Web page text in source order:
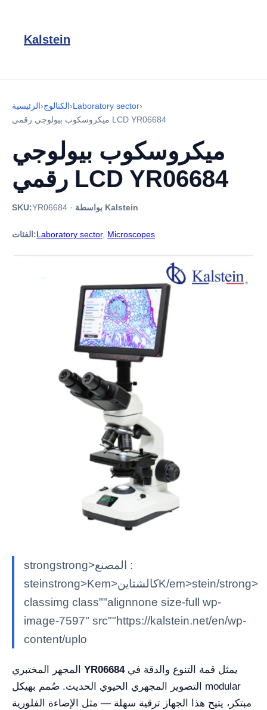
Kalstein
الرئيسية›الكتالوج›Laboratory sector›
ميكروسكوب بيولوجي رقمي LCD YR06684
ميكروسكوب بيولوجي
رقمي LCD YR06684
SKU:YR06684 · بواسطة Kalstein
الفئات:Laboratory sector, Microscopes
strongstrong>المصنع :
steinstrong>Kem>كالشتاينK/em>stein/strong>
classimg class""alignnone size-full wp-
image-7597" src""https://kalstein.net/en/wp-
content/uplo
YR06684يمثل قمة التنوع والدقة في
التصوير المجهري الحيوي الحديث. صُمم بهيكل modular
مبتكر، يتيح هذا الجهاز ترقية سهلة — مثل الإضاءة الفلورية